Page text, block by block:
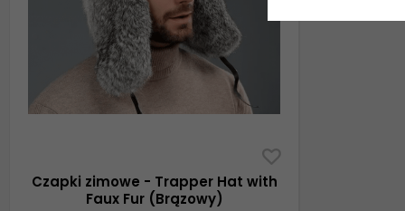
Czapki zimowe - Trapper Hat with
Faux Fur (Brązowy)